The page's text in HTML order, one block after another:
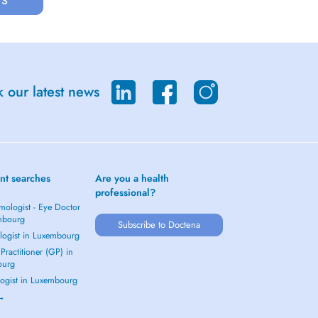
our latest news
searches
- Eye Doctor
in Luxembourg
(GP) in
in Luxembourg
Are you a health
professional?
Subscribe to Doctena